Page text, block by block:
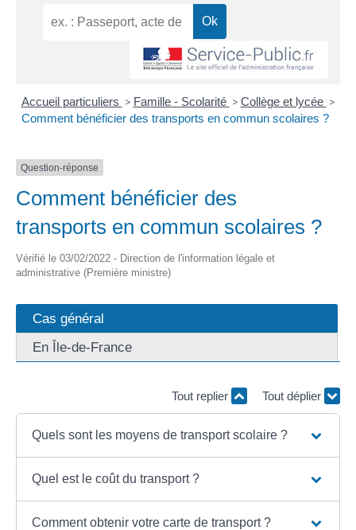
Accueil particuliers > Famille - Scolarité > Collège et lycée >
Comment bénéficier des transports en commun scolaires ?
Question-réponse
Comment bénéficier des
transports en commun scolaires ?
Vérifié le 03/02/2022 - Direction de l'information légale et
administrative (Première ministre)
Cas général
En Île-de-France
Tout replier Tout déplier
Quels sont les moyens de transport scolaire ?
Quel est le coût du transport ?
Comment obtenir votre carte de transport ?